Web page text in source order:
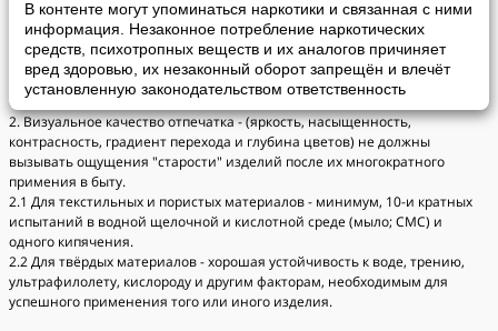
В контенте могут упоминаться наркотики и связанная с ними
информация. Незаконное потребление наркотических
средств, психотропных веществ и их аналогов причиняет
вред здоровью, их незаконный оборот запрещён и влечёт
установленную законодательством ответственность
1. В основе оценки качества графической и фотопечати лежат четыре
теста, методика которых официально утверждена Ассоциацией
фотопроизводителей. Прежде всего оценивается точность
цветопередачи, плавность переходов и качество передачи градаций
серого.
2. Визуальное качество отпечатка - (яркость, насыщенность,
контрасность, градиент перехода и глубина цветов) не должны
вызывать ощущения "старости" изделий после их многократного
примения в быту.
2.1 Для текстильных и пористых материалов - минимум, 10-и кратных
испытаний в водной щелочной и кислотной среде (мыло; СМС) и
одного кипячения.
2.2 Для твёрдых материалов - хорошая устойчивость к воде, трению,
ультрафилолету, кислороду и другим факторам, необходимым для
успешного применения того или иного изделия.